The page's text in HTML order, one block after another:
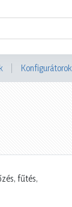
Konfigurátorok
fűtés,